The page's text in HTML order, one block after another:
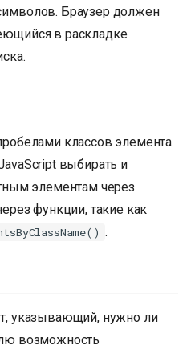
Браузер должен
в раскладке
классов элемента.
выбирать и
элементам через
функции, такие как
.
указывающий, нужно ли
возможность